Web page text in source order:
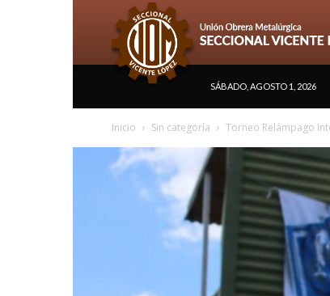
SÁBADO, AGOSTO 1, 2026
Inicio Sin categoría Torneo Relámpago